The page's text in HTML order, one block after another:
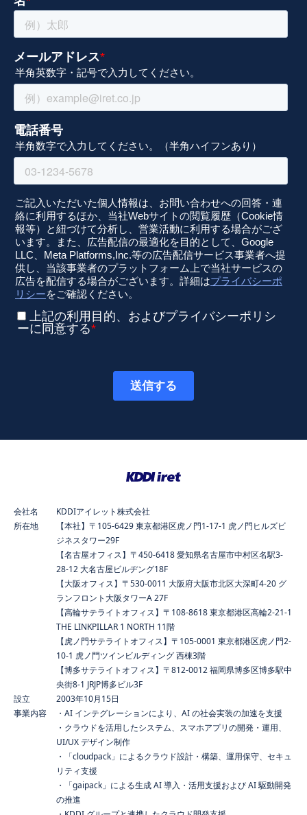
会社名
KDDIアイレット株式会社
所在地
【本社】〒105-6429 東京都港区虎ノ門1-17-1 虎ノ門ヒルズビ
ジネスタワー29F
【名古屋オフィス】〒450-6418 愛知県名古屋市中村区名駅3-
28-12 大名古屋ビルヂング18F
【大阪オフィス】〒530-0011 大阪府大阪市北区大深町4-20 グ
ランフロント大阪タワーA 27F
【高輪サテライトオフィス】〒108-8618 東京都港区高輪2-21-1
THE LINKPILLAR 1 NORTH 11階
【虎ノ門サテライトオフィス】〒105-0001 東京都港区虎ノ門2-
10-1 虎ノ門ツインビルディング 西棟3階
【博多サテライトオフィス】〒812-0012 福岡県博多区博多駅中
央街8-1 JRJP博多ビル3F
設立
2003年10月15日
事業内容
・AI インテグレーションにより、AI の社会実装の加速を支援
・クラウドを活用したシステム、スマホアプリの開発・運用、
UI/UX デザイン制作
・「cloudpack」によるクラウド設計・構築、運用保守、セキュ
リティ支援
・「gaipack」による生成 AI 導入・活用支援および AI 駆動開発
の推進